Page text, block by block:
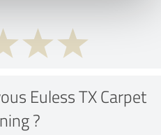
Euless TX Carpet
?